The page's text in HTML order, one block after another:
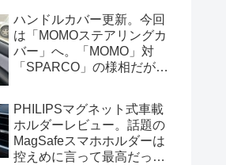
ハンドルカバー更新。今回
は「MOMOステアリングカ
バー」へ。「MOMO」対
「SPARCO」の様相だが、
PHILIPSマグネット式車載
ホルダーレビュー。話題の
MagSafeスマホホルダーは
控えめに言って最高だっ